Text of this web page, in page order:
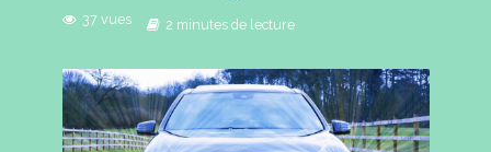
37 vues 2 minutes de lecture